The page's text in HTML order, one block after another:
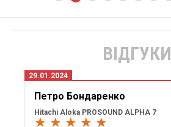
ВІДГУКИ
29.01.2024
Петро Бондаренко
Hitachi Aloka PROSOUND ALPHA 7
★ ★ ★ ★ ★